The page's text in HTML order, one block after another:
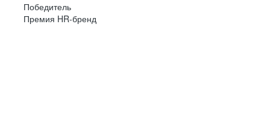
Победитель
Премия HR-бренд